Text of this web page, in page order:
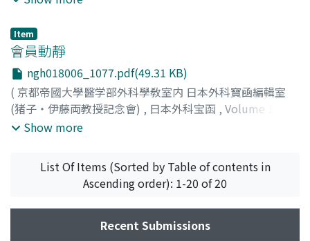
Item
會員動靜
ngh018006_1077.pdf(49.31 KB)
( 京都帝國大學醫学部外科學敎室内 日本外科寶凾編輯室
(猪子・伊藤両教授記念會) , 日本外科宝函 , Volume 18
Issue 6, 1941,
Show more
List Of Items (Sorted by Table of contents in
Ascending order): 1-20 of 20
Recent Submissions